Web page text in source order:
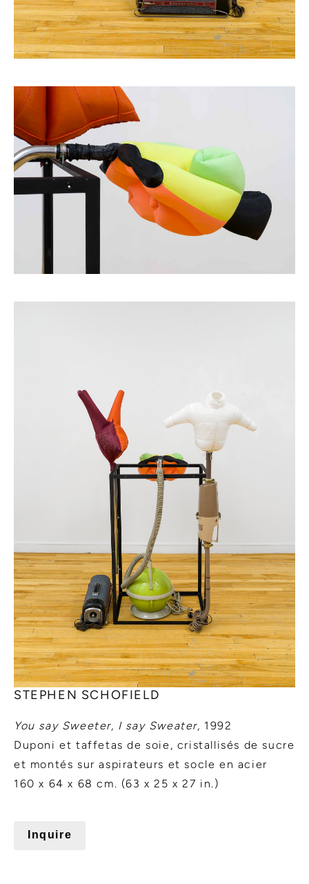
STEPHEN SCHOFIELD
You say Sweeter, I say Sweater, 1992
Duponi et taffetas de soie, cristallisés de sucre
et montés sur aspirateurs et socle en acier
160 x 64 x 68 cm. (63 x 25 x 27 in.)
Inquire